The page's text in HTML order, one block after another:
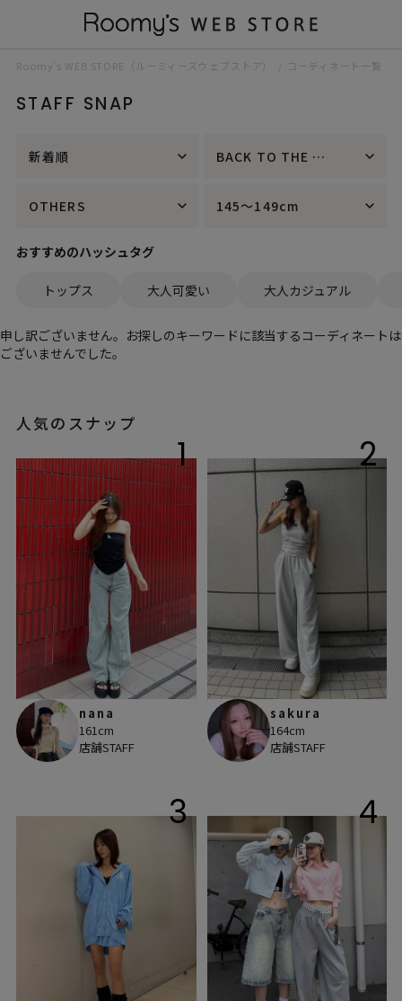
Roomy’s WEB STORE（ルーミィーズウェブストア） コーディネート一覧
STAFF SNAP
新着順 BACK TO THE FIELD
OTHERS 145～149cm
おすすめのハッシュタグ
トップス 大人可愛い 大人カジュアル
申し訳ございません。お探しのキーワードに該当するコーディネートは
ございませんでした。
人気のスナップ
1
nana
161cm
店舗STAFF
2
sakura
164cm
店舗STAFF
3 4